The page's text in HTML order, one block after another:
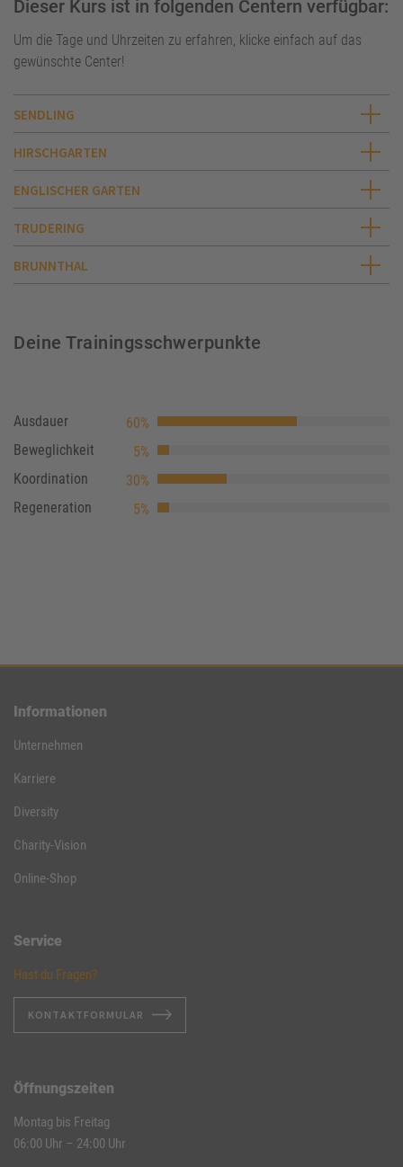
Dieser Kurs ist in folgenden Centern verfügbar:
Um die Tage und Uhrzeiten zu erfahren, klicke einfach auf das
gewünschte Center!
SENDLING
HIRSCHGARTEN
ENGLISCHER GARTEN
TRUDERING
BRUNNTHAL
Deine Trainingsschwerpunkte
Ausdauer
60%
Beweglichkeit
5%
Koordination
30%
Regeneration
5%
Informationen
Unternehmen
Karriere
Diversity
Charity-Vision
Online-Shop
Service
Hast du Fragen?
KONTAKTFORMULAR
Öffnungszeiten
Montag bis Freitag
06:00 Uhr – 24:00 Uhr